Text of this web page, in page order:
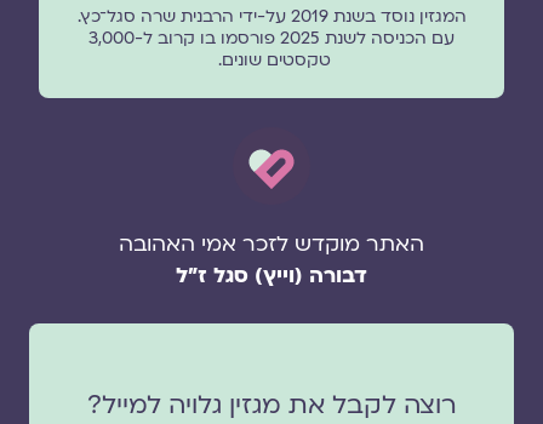
המגזין נוסד בשנת 2019 על-ידי הרבנית שרה סגל־כץ.
עם הכניסה לשנת 2025 פורסמו בו קרוב ל-3,000
טקסטים שונים.
האתר מוקדש לזכר אמי האהובה
דבורה (וייץ) סגל ז"ל
רוצה לקבל את מגזין גלויה למייל?